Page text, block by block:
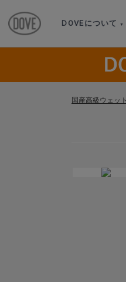
DOVEについて
国産高級ウェッ